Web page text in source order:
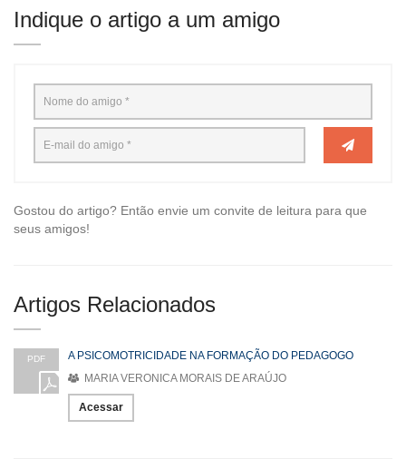
Indique o artigo a um amigo
Gostou do artigo? Então envie um convite de leitura para que
seus amigos!
Artigos Relacionados
PDF
A PSICOMOTRICIDADE NA FORMAÇÃO DO PEDAGOGO
MARIA VERONICA MORAIS DE ARAÚJO
Acessar